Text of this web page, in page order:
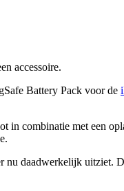
accessoire.
Battery Pack voor de
combinatie met een
nu daadwerkelijk uitziet.